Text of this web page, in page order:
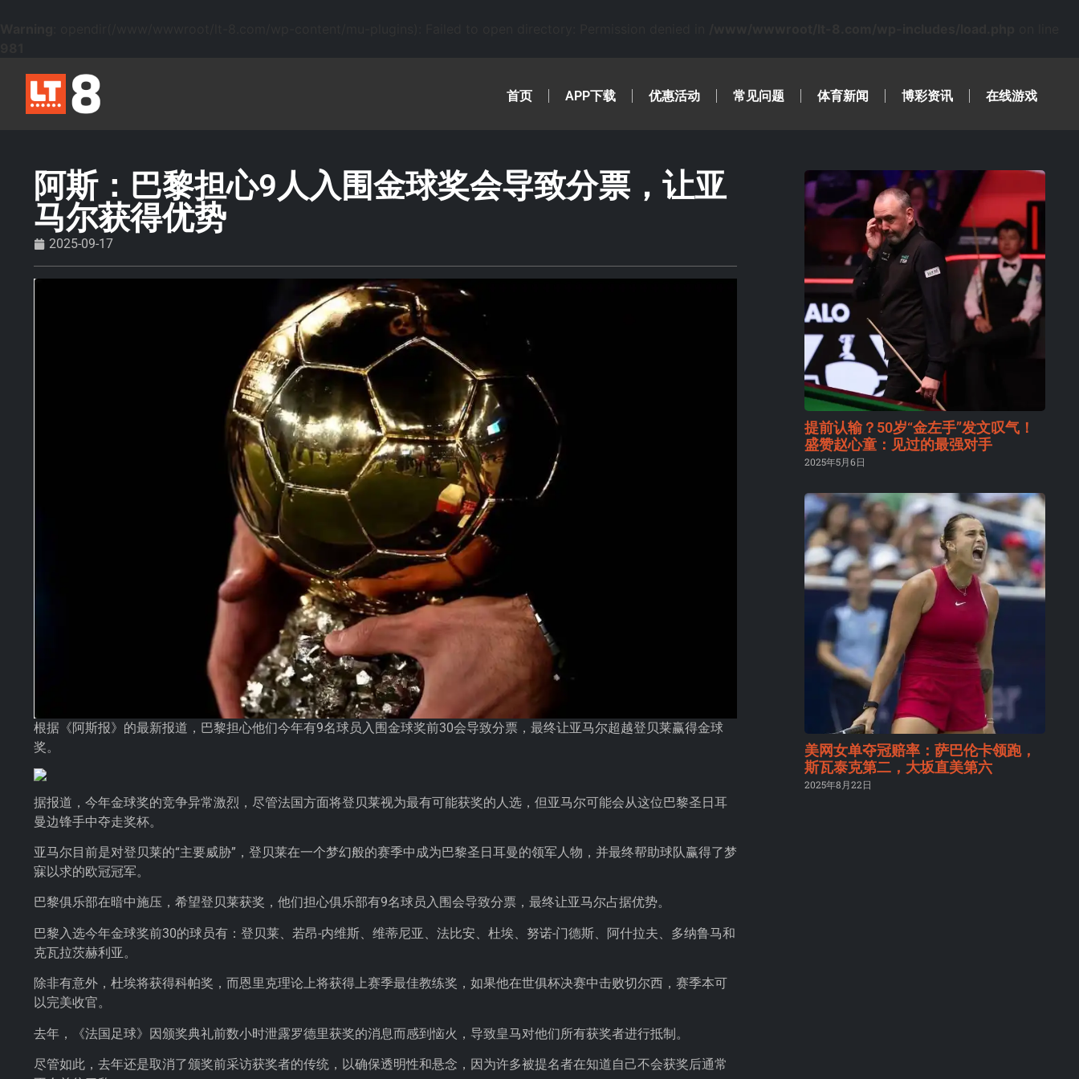
首页 APP下载 优惠活动 常见问题 体育新闻 博彩资讯 在线游戏
阿斯：巴黎担心9人入围金球奖会导致分票，让亚
马尔获得优势
2025-09-17
根据《阿斯报》的最新报道，巴黎担心他们今年有9名球员入围金球奖前30会导致分票，最终让亚马尔超越登贝莱赢得金球
奖。
据报道，今年金球奖的竞争异常激烈，尽管法国方面将登贝莱视为最有可能获奖的人选，但亚马尔可能会从这位巴黎圣日耳
曼边锋手中夺走奖杯。
亚马尔目前是对登贝莱的“主要威胁”，登贝莱在一个梦幻般的赛季中成为巴黎圣日耳曼的领军人物，并最终帮助球队赢得了梦
寐以求的欧冠冠军。
巴黎俱乐部在暗中施压，希望登贝莱获奖，他们担心俱乐部有9名球员入围会导致分票，最终让亚马尔占据优势。
巴黎入选今年金球奖前30的球员有：登贝莱、若昂-内维斯、维蒂尼亚、法比安、杜埃、努诺-门德斯、阿什拉夫、多纳鲁马和
克瓦拉茨赫利亚。
除非有意外，杜埃将获得科帕奖，而恩里克理论上将获得上赛季最佳教练奖，如果他在世俱杯决赛中击败切尔西，赛季本可
以完美收官。
去年，《法国足球》因颁奖典礼前数小时泄露罗德里获奖的消息而感到恼火，导致皇马对他们所有获奖者进行抵制。
尽管如此，去年还是取消了颁奖前采访获奖者的传统，以确保透明性和悬念，因为许多被提名者在知道自己不会获奖后通常
提前认输？50岁“金左手”发文叹气！
盛赞赵心童：见过的最强对手
2025年5月6日
美网女单夺冠赔率：萨巴伦卡领跑，
斯瓦泰克第二，大坂直美第六
2025年8月22日